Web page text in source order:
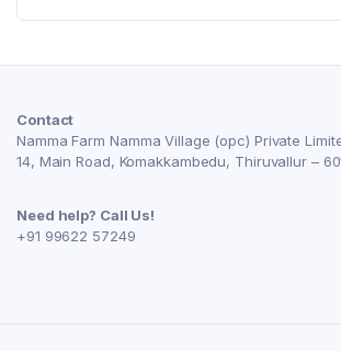
Contact
Namma Farm Namma Village (opc) Private
14, Main Road, Komakkambedu, Thiruvallur –
Need help? Call Us!
+91 99622 57249